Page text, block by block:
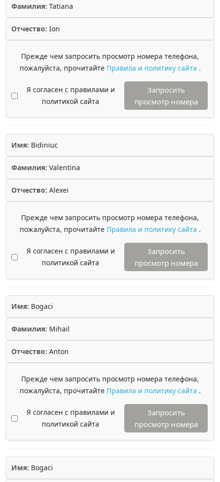
Фамилия: Tatiana
Отчество: Ion
Прежде чем запросить просмотр номера телефона,
пожалуйста, прочитайте Правила и политику сайта .
Я согласен с правилами и
политикой сайта
Запросить
просмотр номера
Имя: Bidiniuc
Фамилия: Valentina
Отчество: Alexei
Прежде чем запросить просмотр номера телефона,
пожалуйста, прочитайте Правила и политику сайта .
Я согласен с правилами и
политикой сайта
Запросить
просмотр номера
Имя: Bogaci
Фамилия: Mihail
Отчество: Anton
Прежде чем запросить просмотр номера телефона,
пожалуйста, прочитайте Правила и политику сайта .
Я согласен с правилами и
политикой сайта
Запросить
просмотр номера
Имя: Bogaci